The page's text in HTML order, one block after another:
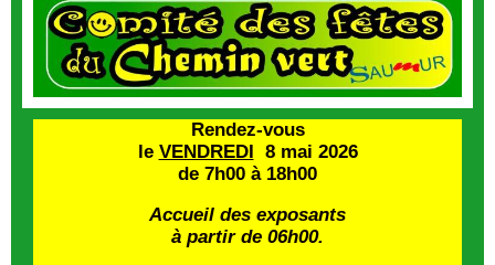
Rendez-vous
le VENDREDI
8 mai 2026
de 7h00 à 18h00
Accueil des exposants
à partir de 06h00.